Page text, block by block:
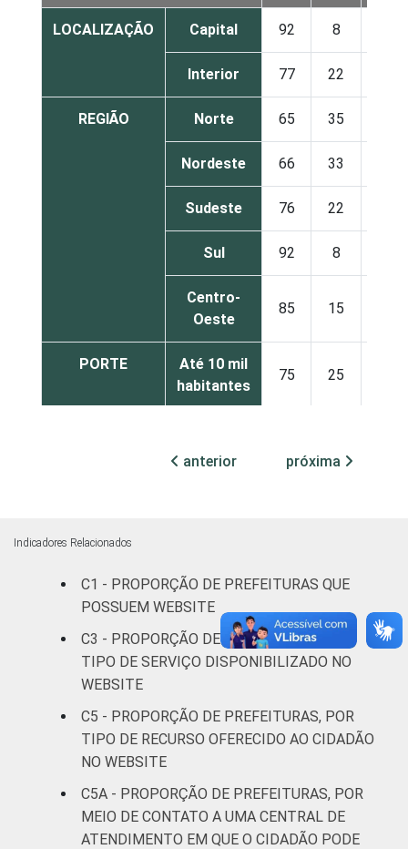
LOCALIZAÇÃO Capital 92 8
Interior 77 22
REGIÃO Norte 65 35
Nordeste 66 33
Sudeste 76 22
Sul 92 8
Centro-
Oeste
85 15
PORTE
Até 10 mil
habitantes
75 25
mil até
78 21
até 500
mil
habitantes
91 9
Mais de
habitantes
¹Base: 4.890 prefeituras que declararam
possuir website. Respostas múltiplas e
estimuladas. Dados coletados entre julho e
outubro de 2015.
anterior próxima
Indicadores Relacionados
C1 - PROPORÇÃO DE PREFEITURAS QUE
POSSUEM WEBSITE
C3 - PROPORÇÃO DE PREFEITURAS, POR
TIPO DE SERVIÇO DISPONIBILIZADO NO
WEBSITE
C5 - PROPORÇÃO DE PREFEITURAS, POR
TIPO DE RECURSO OFERECIDO AO CIDADÃO
NO WEBSITE
C5A - PROPORÇÃO DE PREFEITURAS, POR
MEIO DE CONTATO A UMA CENTRAL DE
ATENDIMENTO EM QUE O CIDADÃO PODE